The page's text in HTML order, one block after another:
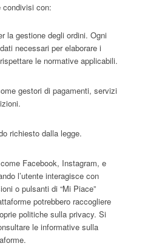
condivisi con:
la gestione degli ordini. Ogni
necessari per elaborare i
le normative applicabili.
gestori di pagamenti, servizi
richiesto dalla legge.
Facebook, Instagram, e
l’utente interagisce con
o pulsanti di “Mi Piace”
potrebbero raccogliere
politiche sulla privacy. Si
le informative sulla